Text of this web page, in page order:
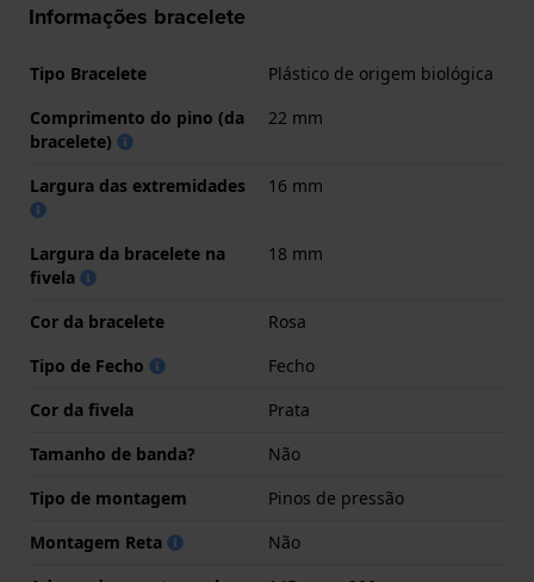
Informações bracelete
Tipo Bracelete
Plástico de origem biológica
Comprimento do pino (da
bracelete)
22 mm
Largura das extremidades 16 mm
Largura da bracelete na
fivela
18 mm
Cor da bracelete
Rosa
Tipo de Fecho
Fecho
Cor da fivela
Prata
Tamanho de banda?
Não
Tipo de montagem
Pinos de pressão
Montagem Reta
Não